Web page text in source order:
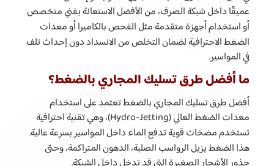
عميقًا داخل شبكة الصرف، من الأفضل الاستعانة بفني متخصص
أو استخدام أجهزة متقدمة مثل الفحص بالكاميرا أو معدات
الضغط الاحترافية لضمان التخلص من الانسداد دون إحداث تلف
في المواسير.
ما أفضل طرق تسليك المجاري بالضغط؟
أفضل طرق تسليك المجاري بالضغط تعتمد على استخدام
معدات الضغط العالي (Hydro-Jetting)، وهي تقنية احترافية
تستخدم مضخات قوية تدفع الماء داخل المواسير بسرعة عالية.
هذا الضغط يزيل الرواسب الصلبة، الدهون المتراكمة، وحتى